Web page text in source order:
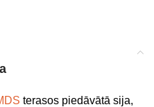
terasos piedāvātā sija,